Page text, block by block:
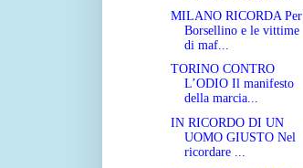
MILANO RICORDA Per
Borsellino e le vittime
di maf...
TORINO CONTRO
L’ODIO Il manifesto
della marcia...
IN RICORDO DI UN
UOMO GIUSTO Nel
ricordare ...